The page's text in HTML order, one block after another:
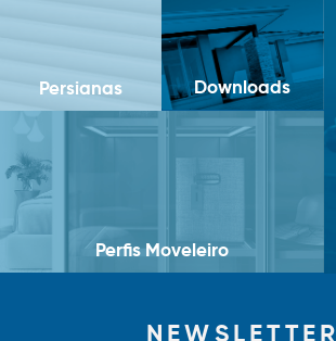
Persianas Downloads
Perfis Moveleiro
NEWSLETTER